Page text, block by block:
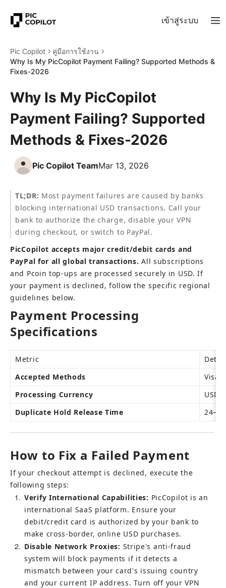
เข้าสู่ระบบ
Pic Copilot
คู่มือการใช้งาน
Why Is My PicCopilot Payment Failing? Supported Methods &
Fixes-2026
Why Is My PicCopilot
Payment Failing? Supported
Methods & Fixes-2026
Pic Copilot TeamMar 13, 2026
TL;DR: Most payment failures are caused by banks
blocking international USD transactions. Call your
bank to authorize the charge, disable your VPN
during checkout, or switch to PayPal.
PicCopilot accepts major credit/debit cards and
PayPal for all global transactions. All subscriptions
and Pcoin top-ups are processed securely in USD. If
your payment is declined, follow the specific regional
guidelines below.
Payment Processing
Specifications
Metric
Detail
Accepted Methods
Visa,
Processing Currency
USD
Duplicate Hold Release Time
How to Fix a Failed Payment
If your checkout attempt is declined, execute the
following steps:
1 Verify International Capabilities: PicCopilot is an
international SaaS platform. Ensure your
debit/credit card is authorized by your bank to
make cross-border, online USD purchases.
2 Disable Network Proxies: Stripe's anti-fraud
system will block payments if it detects a
mismatch between your card's issuing country
and your current IP address. Turn off your VPN